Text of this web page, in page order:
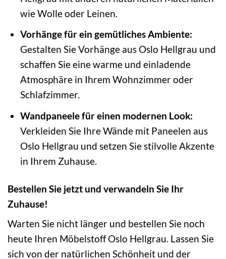
wie Wolle oder Leinen.
Vorhänge für ein gemütliches Ambiente:
Gestalten Sie Vorhänge aus Oslo Hellgrau und
schaffen Sie eine warme und einladende
Atmosphäre in Ihrem Wohnzimmer oder
Schlafzimmer.
Wandpaneele für einen modernen Look:
Verkleiden Sie Ihre Wände mit Paneelen aus
Oslo Hellgrau und setzen Sie stilvolle Akzente
in Ihrem Zuhause.
Bestellen Sie jetzt und verwandeln Sie Ihr
Zuhause!
Warten Sie nicht länger und bestellen Sie noch
heute Ihren Möbelstoff Oslo Hellgrau. Lassen Sie
sich von der natürlichen Schönheit und der